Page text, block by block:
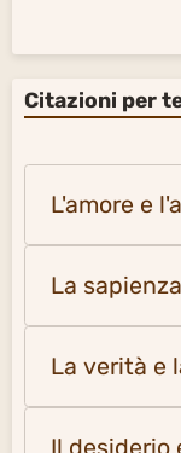
Citazioni per
L'amore e
La
La verità e
Il desiderio